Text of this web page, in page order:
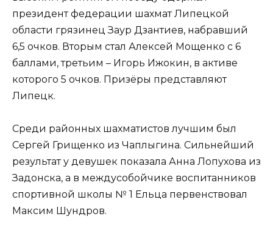
президент федерации шахмат Липецкой
области грязинец Заур Дзантиев, набравший
6,5 очков. Вторым стал Алексей Мощенко с 6
баллами, третьим – Игорь Ижокин, в активе
которого 5 очков. Призёры представляют
Липецк.
Среди районных шахматистов лучшим был
Сергей Грищенко из Чаплыгина. Сильнейший
результат у девушек показала Анна Лопухова из
Задонска, а в междусобойчике воспитанников
спортивной школы № 1 Ельца первенствовал
Максим Шундров.